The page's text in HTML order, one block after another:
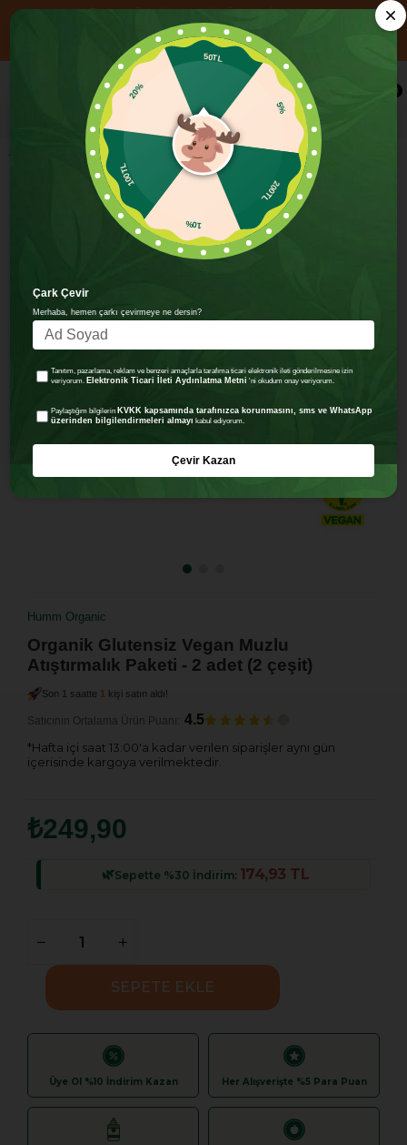
📦 1000₺ ÜZERİ ALIŞVERİŞE ÜCRETSİZ KARGO
YENİ ÜYELERE ÖZEL 750₺ ÜZERİ ALIŞVERİŞE 100 TL İNDİRİM!
KOD: HOSGELDIN100
0
Humm Organic
Organik Glutensiz Vegan Muzlu
Atıştırmalık Paketi - 2 adet (2 çeşit)
Son 1 saatte 1 kişi satın aldı!
Satıcının Ortalama Ürün Puanı: 4.5
*Hafta içi saat 13:00'a kadar verilen siparişler aynı gün
içerisinde kargoya verilmektedir.
₺249,90
Sepette %30 İndirim: 174,93 TL
Üye Ol %10 İndirim Kazan Her Alışverişte %5 Para Puan
50TL
200TL
10%
100TL
20%
Çark Çevir
Merhaba, hemen çarkı çevirmeye ne dersin?
Tanıtım, pazarlama, reklam ve benzeri amaçlarla tarafıma ticari elektronik ileti gönderilmesine izin
veriyorum. Elektronik Ticari İleti Aydınlatma Metni 'ni okudum onay veriyorum.
Paylaştığım bilgilerin KVKK kapsamında tarafınızca korunmasını, sms ve WhatsApp
üzerinden bilgilendirmeleri almayı kabul ediyorum.
Çevir Kazan